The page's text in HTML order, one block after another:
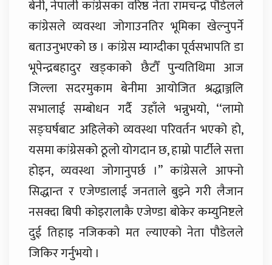
बेनी, नेपाली कांग्रेसका वरिष्ठ नेता रामचन्द्र पौडेलले
कांग्रेसले व्यवस्था जोगाउनतिर भूमिका खेल्नुपर्ने
बताउनुभएको छ । कांग्रेस म्याग्दीका पूर्वसभापति डा
भूपेन्द्रबहादुर खड्काको छैटौँ पुन्यतिथिमा आज
जिल्ला सदरमुकाम बेनीमा आयोजित श्रद्धाञ्जलि
सभालाई सम्बोधन गर्दै उहाँले भन्नुभयो, ‘‘लामो
सङ्घर्षबाट अहिलेको व्यवस्था परिवर्तन भएको हो,
यसमा कांग्रेसको ठूलो योगदान छ, हाम्रो पार्टीले सत्ता
होइन, व्यवस्था जोगानुपर्छ ।” कांग्रेसले आफ्नो
सिद्धान्त र एजेण्डालाई जनताले बुझ्ने गरी लैजान
नसक्दा बिपी कोइरालाकै एजेण्डा बोकेर कम्युनिष्टले
दुई तिहाइ नजिकको मत ल्याएको नेता पौडेलले
जिकिर गर्नुभयो ।